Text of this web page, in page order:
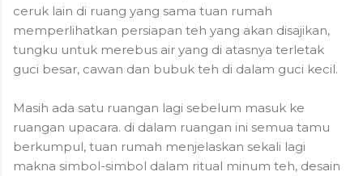
ceruk lain di ruang yang sama tuan rumah
memperlihatkan persiapan teh yang akan disajikan,
tungku untuk merebus air yang di atasnya terletak
guci besar, cawan dan bubuk teh di dalam guci kecil.
Masih ada satu ruangan lagi sebelum masuk ke
ruangan upacara. di dalam ruangan ini semua tamu
berkumpul, tuan rumah menjelaskan sekali lagi
makna simbol-simbol dalam ritual minum teh, desain